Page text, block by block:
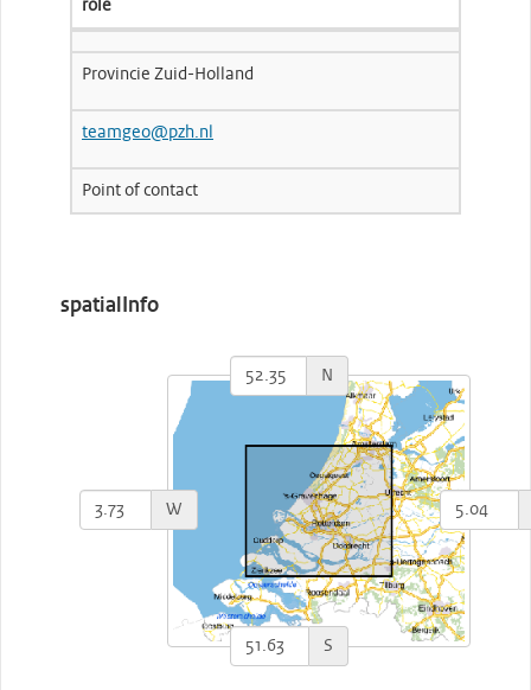
role
Provincie Zuid-Holland
teamgeo@pzh.nl
Point of contact
spatialInfo
N
S
W